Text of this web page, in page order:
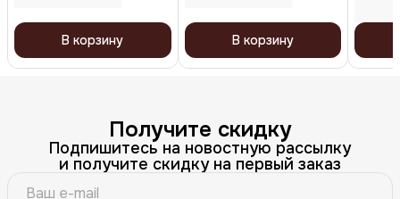
В корзину В корзину
Получите скидку
Подпишитесь на новостную рассылку
и получите скидку на первый заказ